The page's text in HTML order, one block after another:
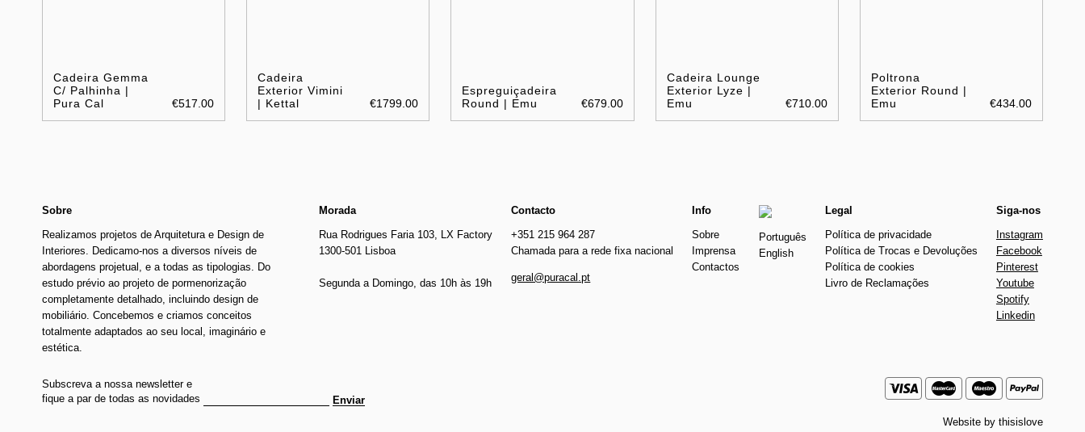
Cadeira Gemma
C/ Palhinha |
Pura Cal
€517.00
Cadeira
Exterior Vimini
| Kettal
€1799.00
Espreguiçadeira
Round | Emu
€679.00
Cadeira Lounge
Exterior Lyze |
Emu
€710.00
Poltrona
Exterior Round |
Emu
€434.00
Sobre
Realizamos projetos de Arquitetura e Design de
Interiores. Dedicamo-nos a diversos níveis de
abordagens projetual, e a todas as tipologias. Do
estudo prévio ao projeto de pormenorização
completamente detalhado, incluindo design de
mobiliário. Concebemos e criamos conceitos
totalmente adaptados ao seu local, imaginário e
estética.
Morada
Rua Rodrigues Faria 103, LX Factory
1300-501 Lisboa
Segunda a Domingo, das 10h às 19h
Contacto
+351 215 964 287
Chamada para a rede fixa nacional
geral@puracal.pt
Info
Sobre
Imprensa
Contactos
Português
English
Legal
Política de privacidade
Política de Trocas e Devoluções
Política de cookies
Livro de Reclamações
Siga-nos
Instagram
Facebook
Pinterest
Youtube
Spotify
Linkedin
Subscreva a nossa newsletter e
fique a par de todas as novidades
Enviar
Website by thisislove